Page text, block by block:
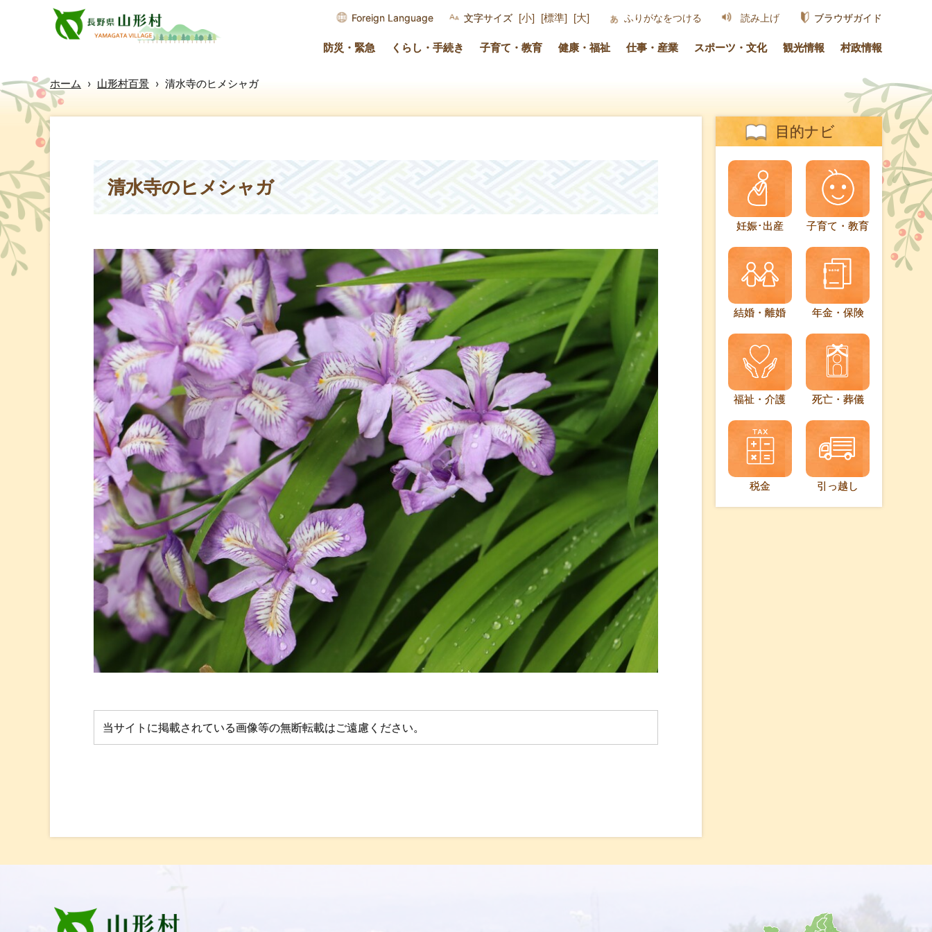
Foreign Language 文字サイズ [小] [標準] [大] ふりがなをつける 読み上げ ブラウザガイド
防災・緊急 くらし・手続き 子育て・教育 健康・福祉 仕事・産業 スポーツ・文化 観光情報 村政情報
ホーム › 山形村百景 › 清水寺のヒメシャガ
清水寺のヒメシャガ
当サイトに掲載されている画像等の無断転載はご遠慮ください。
目的ナビ
妊娠･出産 子育て・教育
結婚・離婚 年金・保険
福祉・介護 死亡・葬儀
税金 引っ越し